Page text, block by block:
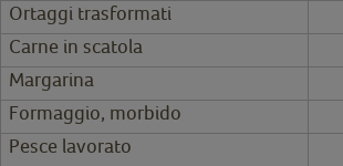
Ortaggi trasformati
Carne in scatola
Margarina
Formaggio, morbido
Pesce lavorato